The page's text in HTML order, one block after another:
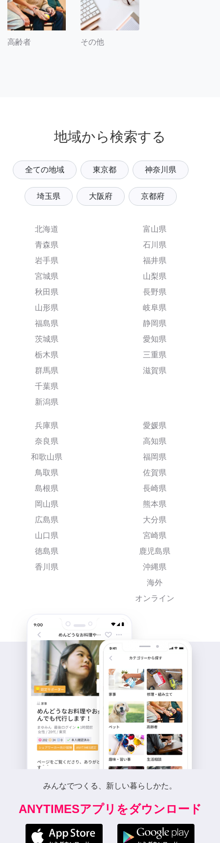
高齢者 その他
地域から検索する
全ての地域 東京都 神奈川県
埼玉県 大阪府 京都府
北海道
青森県
岩手県
宮城県
秋田県
山形県
福島県
茨城県
栃木県
群馬県
千葉県
新潟県
富山県
石川県
福井県
山梨県
長野県
岐阜県
静岡県
愛知県
三重県
滋賀県
兵庫県
奈良県
和歌山県
鳥取県
島根県
岡山県
広島県
山口県
徳島県
香川県
愛媛県
高知県
福岡県
佐賀県
長崎県
熊本県
大分県
宮崎県
鹿児島県
沖縄県
海外
オンライン
みんなでつくる、新しい暮らしかた。
ANYTIMESアプリをダウンロード